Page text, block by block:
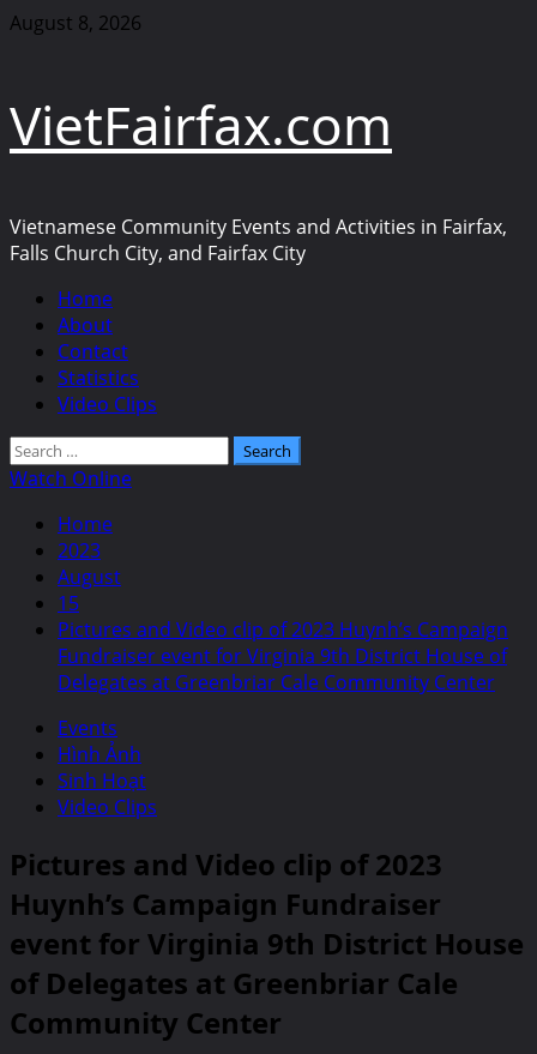
Skip
August 8, 2026
VietFairfax.com
Vietnamese Community Events and Activities in Fairfax,
Falls Church City, and Fairfax City
Primary
Menu
Home
About
Contact
Statistics
Video Clips
Search
for:
Watch Online
Home
2023
August
15
Pictures and Video clip of 2023 Huynh’s Campaign
Fundraiser event for Virginia 9th District House of
Delegates at Greenbriar Cale Community Center
Events
Hình Ảnh
Sinh Hoạt
Video Clips
Pictures and Video clip of 2023
Huynh’s Campaign Fundraiser
event for Virginia 9th District House
of Delegates at Greenbriar Cale
Community Center